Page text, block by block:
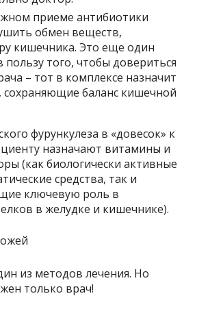
приеме антибиотики
обмен веществ,
кишечника. Это еще один
пользу того, чтобы довериться
– тот в комплексе назначит
сохраняющие баланс кишечной
фурункулеза в «довесок» к
назначают витамины и
(как биологически активные
средства, так и
ключевую роль в
в желудке и кишечнике).
из методов лечения. Но
только врач!